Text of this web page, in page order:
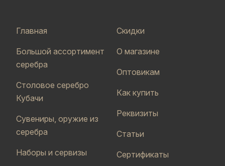
Главная
Большой ассортимент
серебра
Столовое серебро
Кубачи
Сувениры, оружие из
серебра
Наборы и сервизы
Скидки
О магазине
Оптовикам
Как купить
Реквизиты
Статьи
Сертификаты